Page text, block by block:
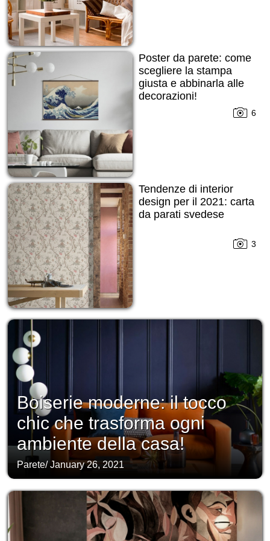
Poster da parete: come
scegliere la stampa
giusta e abbinarla alle
decorazioni!
6
Tendenze di interior
design per il 2021: carta
da parati svedese
3
Boiserie moderne: il tocco
chic che trasforma ogni
ambiente della casa!
Parete/January 26, 2021